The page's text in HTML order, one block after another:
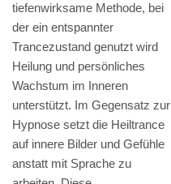
tiefenwirksame Methode, bei
der ein entspannter
Trancezustand genutzt wird
Heilung und persönliches
Wachstum im Inneren
unterstützt. Im Gegensatz zur
Hypnose setzt die Heiltrance
auf innere Bilder und Gefühle
anstatt mit Sprache zu